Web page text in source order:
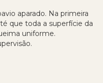
aparado. Na primeira
que toda a superfície da
uniforme.